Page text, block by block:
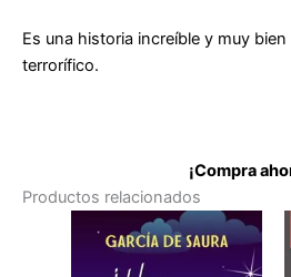
Es una historia increíble y muy
terrorífico.
¡Compra
Productos relacionados